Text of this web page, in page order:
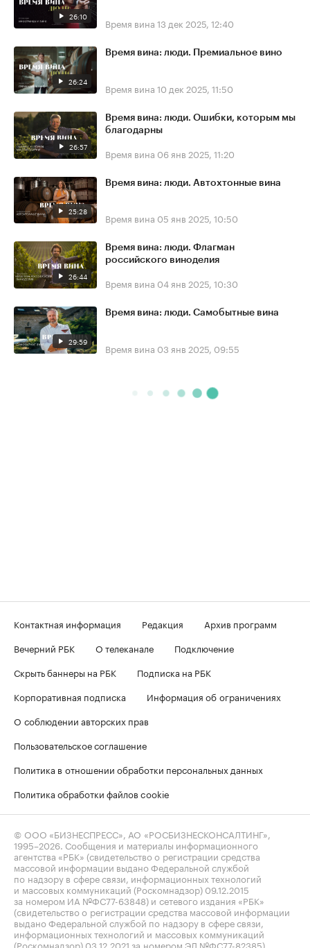
26:10 Время вина 13 дек 2025, 12:40
26:24
Время вина: люди. Премиальное вино
Время вина 10 дек 2025, 11:50
26:57
Время вина: люди. Ошибки, которым мы
благодарны
Время вина 06 янв 2025, 11:20
25:28
Время вина: люди. Автохтонные вина
Время вина 05 янв 2025, 10:50
26:44
Время вина: люди. Флагман
российского виноделия
Время вина 04 янв 2025, 10:30
29:59
Время вина: люди. Самобытные вина
Время вина 03 янв 2025, 09:55
Контактная информация Редакция
Архив программ
Вечерний РБК
О телеканале
Подключение
Скрыть баннеры на РБК
Подписка на РБК
Корпоративная подписка
Информация об ограничениях
О соблюдении авторских прав
Пользовательское соглашение
Политика в отношении обработки персональных данных
Политика обработки файлов cookie
© ООО «БИЗНЕСПРЕСС», АО «РОСБИЗНЕСКОНСАЛТИНГ»,
1995–2026 . Сообщения и материалы информационного
агентства «РБК» (свидетельство о регистрации средства
массовой информации выдано Федеральной службой
по надзору в сфере связи, информационных технологий
и массовых коммуникаций (Роскомнадзор) 09.12.2015
за номером ИА №ФС77-63848) и сетевого издания «РБК»
(свидетельство о регистрации средства массовой информации
выдано Федеральной службой по надзору в сфере связи,
информационных технологий и массовых коммуникаций
(Роскомнадзор) 03.12.2021 за номером ЭЛ №ФС77-82385)